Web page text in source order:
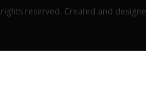
reserved. Created and